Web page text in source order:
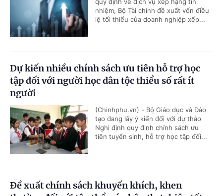
nhiệm, Bộ Tài chính đề xuất vốn điều
lệ tối thiểu của doanh nghiệp xếp...
Dự kiến nhiều chính sách ưu tiên hỗ trợ học
tập đối với người học dân tộc thiểu số rất ít
người
(Chinhphu.vn) - Bộ Giáo dục và Đào
tạo đang lấy ý kiến đối với dự thảo
Nghị định quy định chính sách ưu
tiên tuyển sinh, hỗ trợ học tập đối...
Đề xuất chính sách khuyến khích, khen